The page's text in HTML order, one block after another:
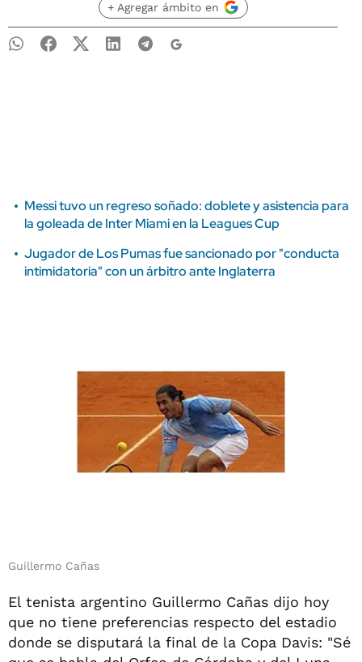
+ Agregar ámbito en
Messi tuvo un regreso soñado: doblete y asistencia para
la goleada de Inter Miami en la Leagues Cup
Jugador de Los Pumas fue sancionado por "conducta
intimidatoria" con un árbitro ante Inglaterra
Guillermo Cañas
El tenista argentino Guillermo Cañas dijo hoy
que no tiene preferencias respecto del estadio
donde se disputará la final de la Copa Davis: "Sé